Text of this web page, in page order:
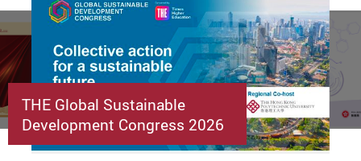
THE Global Sustainable
Development Congress 2026